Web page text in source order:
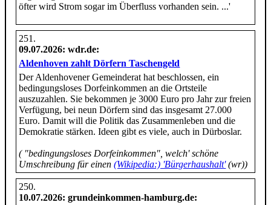
öfter wird Strom sogar im Überfluss vorhanden sein. ...'
09.07.2026: wdr.de:
Aldenhoven zahlt Dörfern Taschengeld
Der Aldenhovener Gemeinderat hat beschlossen, ein
bedingungsloses Dorfeinkommen an die Ortsteile
auszuzahlen. Sie bekommen je 3000 Euro pro Jahr zur freien
Verfügung, bei neun Dörfern sind das insgesamt 27.000
Euro. Damit will die Politik das Zusammenleben und die
Demokratie stärken. Ideen gibt es viele, auch in Dürboslar.
( "bedingungsloses Dorfeinkommen", welch' schöne
Umschreibung für einen(Wikipedia:) 'Bürgerhaushalt'(wr))
10.07.2026: grundeinkommen-hamburg.de: